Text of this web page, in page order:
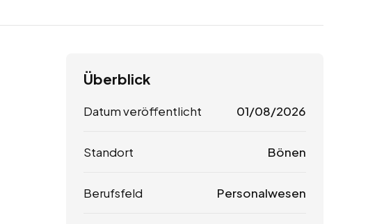
Überblick
Datum veröffentlicht 01/08/2026
Standort Bönen
Berufsfeld Personalwesen